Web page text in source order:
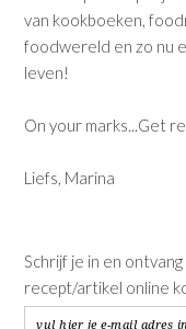
van kookboeken,
foodwereld en zo nu
leven!
On your marks...Get
Liefs, Marina
Schrijf je in en
recept/artikel online
vul